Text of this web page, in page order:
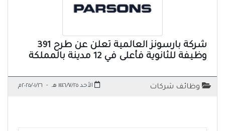
شركة بارسونز العالمية تعلن عن طرح 391
وظيفة للثانوية فأعلى في 12 مدينة بالمملكة
وظائف شركات الأحد ١٤٤٦/٧/٢٥ هـ - ٢٠٢٥/٠١/٢٦م